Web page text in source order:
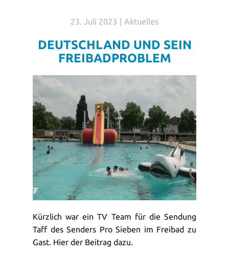
Datenschutz
23. Juli 2023 Aktuelles
DEUTSCHLAND UND SEIN
FREIBADPROBLEM
Kürzlich war ein TV Team für die Sendung
Taff des Senders Pro Sieben im Freibad zu
Gast. Hier der Beitrag dazu.